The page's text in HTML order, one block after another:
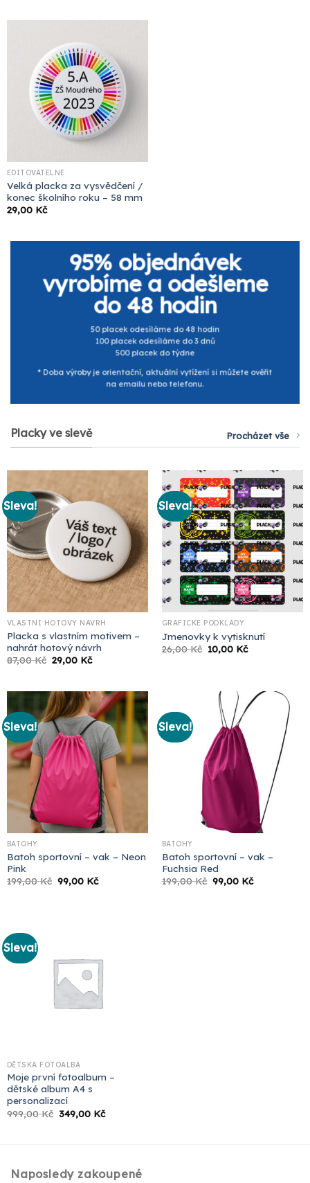
EDITOVATELNÉ
Velká placka za vysvědčení /
konec školního roku – 58 mm
29,00 Kč
95% objednávek
vyrobíme a odešleme
do 48 hodin
50 placek odesíláme do 48 hodin
100 placek odesíláme do 3 dnů
500 placek do týdne
* Doba výroby je orientační, aktuální vytížení si můžete ověřit
na emailu nebo telefonu.
Placky ve slevě Procházet vše
Sleva!
VLASTNÍ HOTOVÝ NÁVRH
Placka s vlastním motivem –
nahrát hotový návrh
87,00Kč Původní
cena
29,00 KčAktuální
Sleva!
GRAFICKÉ PODKLADY
Jmenovky k vytisknutí
26,00Kč Původní
cena
10,00 KčAktuální
Sleva!
BATOHY
Batoh sportovní – vak – Neon
Pink
199,00Kč Původní
cena
99,00 KčAktuální
Sleva!
BATOHY
Batoh sportovní – vak –
Fuchsia Red
199,00Kč Původní
cena
99,00 KčAktuální
Sleva!
DĚTSKÁ FOTOALBA
Moje první fotoalbum –
dětské album A4 s
personalizací
999,00Kč Původní
cena
349,00 KčAktuální
Naposledy zakoupené